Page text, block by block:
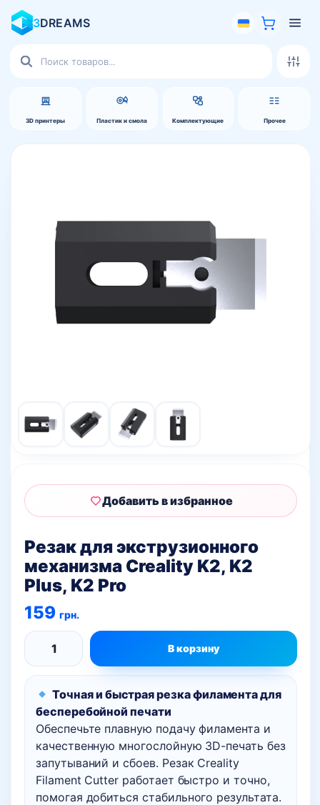
3DREAMS
3D принтеры Пластик и смола Комплектующие Прочее
товаров
Резак для экструзионного
механизма Creality K2, K2
Plus, K2 Pro
159 грн.
Точная и быстрая резка филамента для
бесперебойной печати
Обеспечьте плавную подачу филамента и
качественную многослойную 3D-печать без
запутываний и сбоев. Резак Creality
Filament Cutter работает быстро и точно,
помогая добиться стабильного результата.
Количество
товара
Резак
для
экструзионного
механизма
Creality
K2,
В корзину
Добавить в избранное